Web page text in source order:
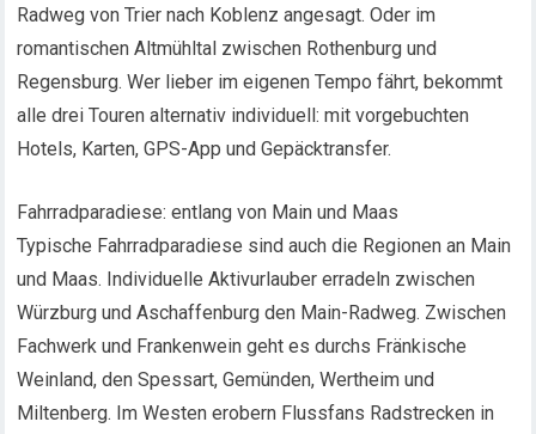
Radweg von Trier nach Koblenz angesagt. Oder im
romantischen Altmühltal zwischen Rothenburg und
Regensburg. Wer lieber im eigenen Tempo fährt, bekommt
alle drei Touren alternativ individuell: mit vorgebuchten
Hotels, Karten, GPS-App und Gepäcktransfer.
Fahrradparadiese: entlang von Main und Maas
Typische Fahrradparadiese sind auch die Regionen an Main
und Maas. Individuelle Aktivurlauber erradeln zwischen
Würzburg und Aschaffenburg den Main-Radweg. Zwischen
Fachwerk und Frankenwein geht es durchs Fränkische
Weinland, den Spessart, Gemünden, Wertheim und
Miltenberg. Im Westen erobern Flussfans Radstrecken in